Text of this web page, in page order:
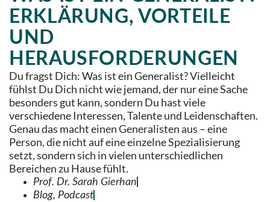
ERKLÄRUNG, VORTEILE
UND
HERAUSFORDERUNGEN
Du fragst Dich: Was ist ein Generalist? Vielleicht
fühlst Du Dich nicht wie jemand, der nur eine Sache
besonders gut kann, sondern Du hast viele
verschiedene Interessen, Talente und Leidenschaften.
Genau das macht einen Generalisten aus – eine
Person, die nicht auf eine einzelne Spezialisierung
setzt, sondern sich in vielen unterschiedlichen
Bereichen zu Hause fühlt.
Prof. Dr. Sarah Gierhan
Blog, Podcast